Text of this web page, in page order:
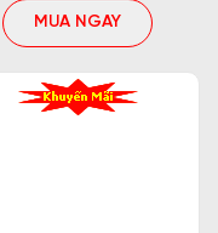
MUA NGAY